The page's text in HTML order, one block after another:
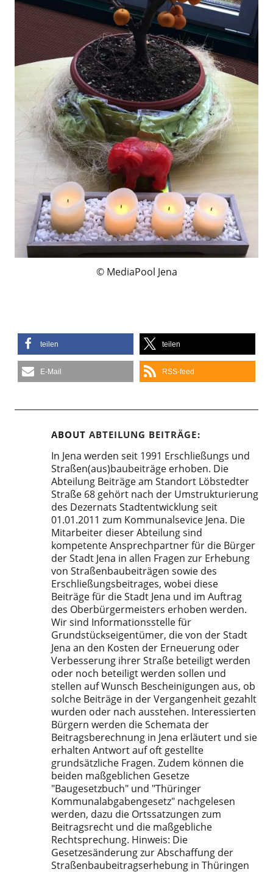
MediaPool Jena
teilen teilen
E-Mail RSS-feed
ABOUT ABTEILUNG BEITRÄGE
In Jena werden seit 1991 Erschließungs und
Straßen(aus)baubeiträge erhoben. Die
Abteilung Beiträge am Standort Löbstedter
Straße 68 gehört nach der Umstrukturierung
des Dezernats Stadtentwicklung seit
01.01.2011 zum Kommunalsevice Jena. Die
Mitarbeiter dieser Abteilung sind
kompetente Ansprechpartner für die Bürger
der Stadt Jena in allen Fragen zur Erhebung
von Straßenbaubeiträgen sowie des
Erschließungsbeitrages, wobei diese
Beiträge für die Stadt Jena und im Auftrag
des Oberbürgermeisters erhoben werden.
Wir sind Informationsstelle für
Grundstückseigentümer, die von der Stadt
Jena an den Kosten der Erneuerung oder
Verbesserung ihrer Straße beteiligt werden
oder noch beteiligt werden sollen und
stellen auf Wunsch Bescheinigungen aus, ob
solche Beiträge in der Vergangenheit gezahlt
wurden oder nach ausstehen. Interessierten
Bürgern werden die Schemata der
Beitragsberechnung in Jena erläutert und sie
erhalten Antwort auf oft gestellte
grundsätzliche Fragen. Zudem können die
beiden maßgeblichen Gesetze
"Baugesetzbuch" und "Thüringer
Kommunalabgabengesetz" nachgelesen
werden, dazu die Ortssatzungen zum
Beitragsrecht und die maßgebliche
Rechtsprechung. Hinweis: Die
Gesetzesänderung zur Abschaffung der
Straßenbaubeitragserhebung in Thüringen